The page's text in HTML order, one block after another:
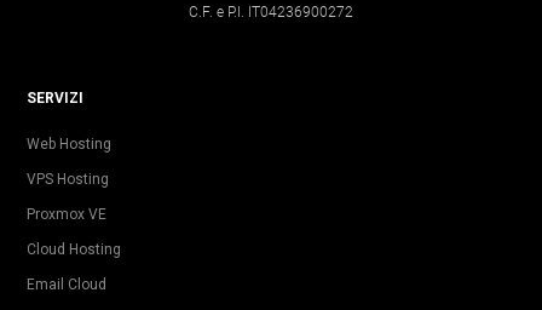
C.F. e P.I. IT04236900272
SERVIZI
Web Hosting
VPS Hosting
Proxmox VE
Cloud Hosting
Email Cloud